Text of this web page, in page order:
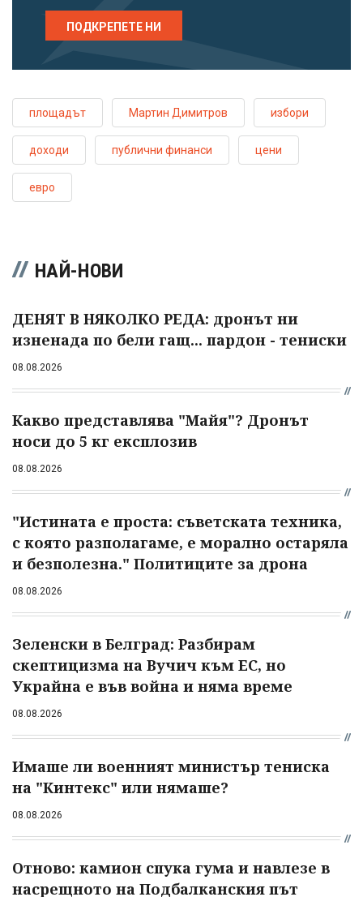
ПОДКРЕПЕТЕ НИ
площадът Мартин Димитров избори
доходи публични финанси цени
евро
НАЙ-НОВИ
ДЕНЯТ В НЯКОЛКО РЕДА: дронът ни
изненада по бели гащ... пардон - тениски
08.08.2026
Какво представлява "Майя"? Дронът
носи до 5 кг експлозив
08.08.2026
"Истината е проста: съветската техника,
с която разполагаме, е морално остаряла
и безполезна." Политиците за дрона
08.08.2026
Зеленски в Белград: Разбирам
скептицизма на Вучич към ЕС, но
Украйна е във война и няма време
08.08.2026
Имаше ли военният министър тениска
на "Кинтекс" или нямаше?
08.08.2026
Отново: камион спука гума и навлезе в
насрещното на Подбалканския път